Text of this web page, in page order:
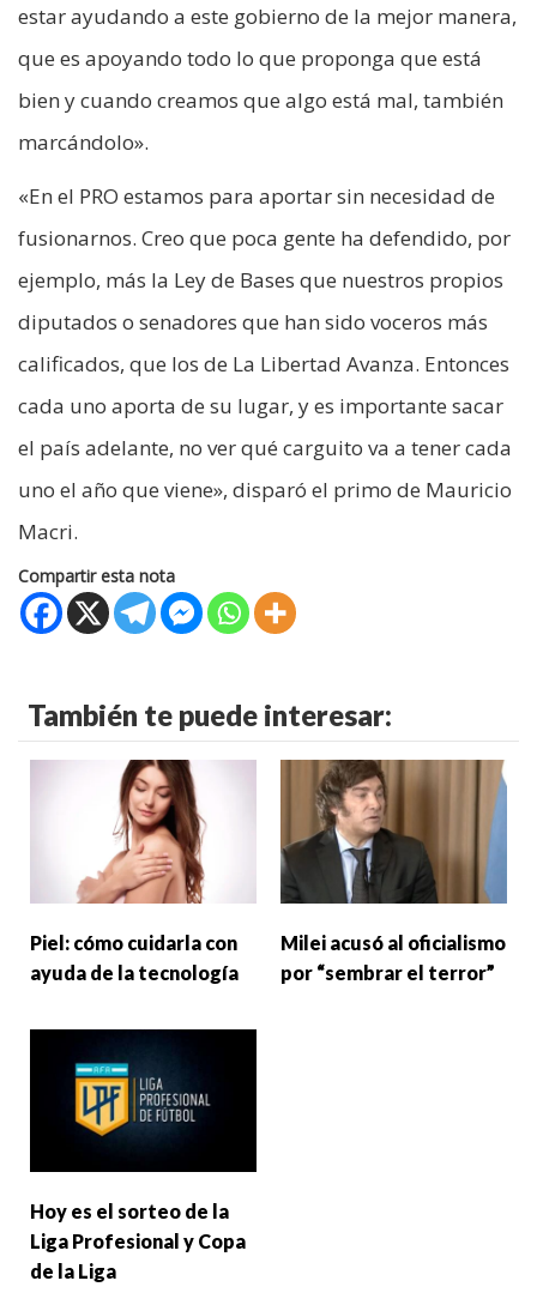
estar ayudando a este gobierno de la mejor manera,
que es apoyando todo lo que proponga que está
bien y cuando creamos que algo está mal, también
marcándolo».
«En el PRO estamos para aportar sin necesidad de
fusionarnos. Creo que poca gente ha defendido, por
ejemplo, más la Ley de Bases que nuestros propios
diputados o senadores que han sido voceros más
calificados, que los de La Libertad Avanza. Entonces
cada uno aporta de su lugar, y es importante sacar
el país adelante, no ver qué carguito va a tener cada
uno el año que viene», disparó el primo de Mauricio
Macri.
Compartir esta nota
También te puede interesar:
Piel: cómo cuidarla con
ayuda de la tecnología
Milei acusó al oficialismo
por “sembrar el terror”
Hoy es el sorteo de la
Liga Profesional y Copa
de la Liga